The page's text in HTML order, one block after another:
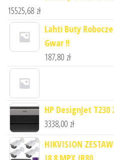
15525,68 zł
Lahti Buty
Gwar !!
187,80 zł
HP DesignJet
3338,00 zł
HIKVISION